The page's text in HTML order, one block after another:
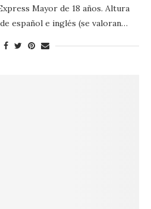
Mayor de 18 años. Altura
español e inglés (se valoran…